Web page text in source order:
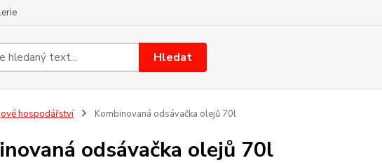
Hledat
hospodářství Kombinovaná odsávačka olejů 70l
odsávačka olejů 70l